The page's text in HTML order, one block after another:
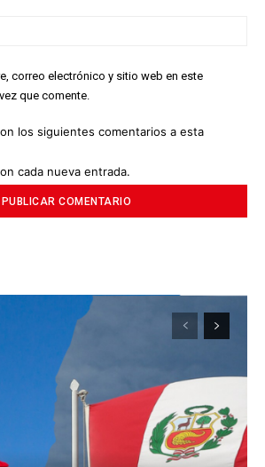
correo electrónico y sitio web en este
que comente.
los siguientes comentarios a esta
cada nueva entrada.